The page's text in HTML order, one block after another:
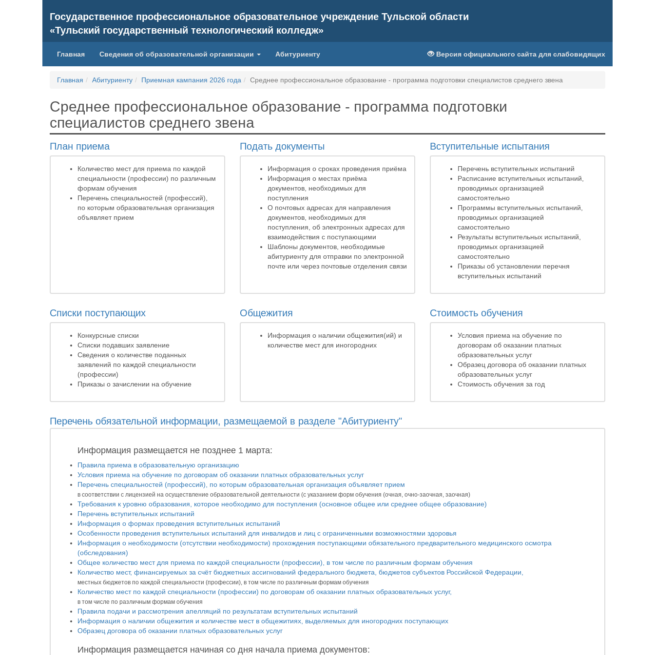
Государственное профессиональное образовательное учреждение Тульской области
«Тульский государственный технологический колледж»
Главная(current)Сведения об образовательной организации Абитуриенту Версия официального сайта для слабовидящих
Главная Абитуриенту Приемная кампания 2026 года Среднее профессиональное образование - программа подготовки специалистов среднего звена
Среднее профессиональное образование - программа подготовки
специалистов среднего звена
План приема
Количество мест для приема по каждой
специальности (профессии) по различным
формам обучения
Перечень специальностей (профессий),
по которым образовательная организация
объявляет прием
Подать документы
Информация о сроках проведения приёма
Информация о местах приёма
документов, необходимых для
поступления
О почтовых адресах для направления
документов, необходимых для
поступления, об электронных адресах для
взаимодействия с поступающими
Шаблоны документов, необходимые
абитуриенту для отправки по электронной
почте или через почтовые отделения связи
Вступительные испытания
Перечень вступительных испытаний
Расписание вступительных испытаний,
проводимых организацией
самостоятельно
Программы вступительных испытаний,
проводимых организацией
самостоятельно
Результаты вступительных испытаний,
проводимых организацией
самостоятельно
Приказы об установлении перечня
вступительных испытаний
Списки поступающих
Конкурсные списки
Списки подавших заявление
Сведения о количестве поданных
заявлений по каждой специальности
(профессии)
Приказы о зачислении на обучение
Общежития
Информация о наличии общежития(ий) и
количестве мест для иногородних
Стоимость обучения
Условия приема на обучение по
договорам об оказании платных
образовательных услуг
Образец договора об оказании платных
образовательных услуг
Стоимость обучения за год
Перечень обязательной информации, размещаемой в разделе "Абитуриенту"
Информация размещается не позднее 1 марта:
Правила приема в образовательную организацию
Условия приема на обучение по договорам об оказании платных образовательных услуг
Перечень специальностей (профессий), по которым образовательная организация объявляет прием
в соответствии с лицензией на осуществление образовательной деятельности (с указанием форм обучения (очная, очно-заочная, заочная)
Требования к уровню образования, которое необходимо для поступления (основное общее или среднее общее образование)
Перечень вступительных испытаний
Информация о формах проведения вступительных испытаний
Особенности проведения вступительных испытаний для инвалидов и лиц с ограниченными возможностями здоровья
Информация о необходимости (отсутствии необходимости) прохождения поступающими обязательного предварительного медицинского осмотра
(обследования)
Общее количество мест для приема по каждой специальности (профессии), в том числе по различным формам обучения
Количество мест, финансируемых за счёт бюджетных ассигнований федерального бюджета, бюджетов субъектов Российской Федерации,
местных бюджетов по каждой специальности (профессии), в том числе по различным формам обучения
Количество мест по каждой специальности (профессии) по договорам об оказании платных образовательных услуг,
в том числе по различным формам обучения
Правила подачи и рассмотрения апелляций по результатам вступительных испытаний
Информация о наличии общежития и количестве мест в общежитиях, выделяемых для иногородних поступающих
Образец договора об оказании платных образовательных услуг
Информация размещается начиная со дня начала приема документов: